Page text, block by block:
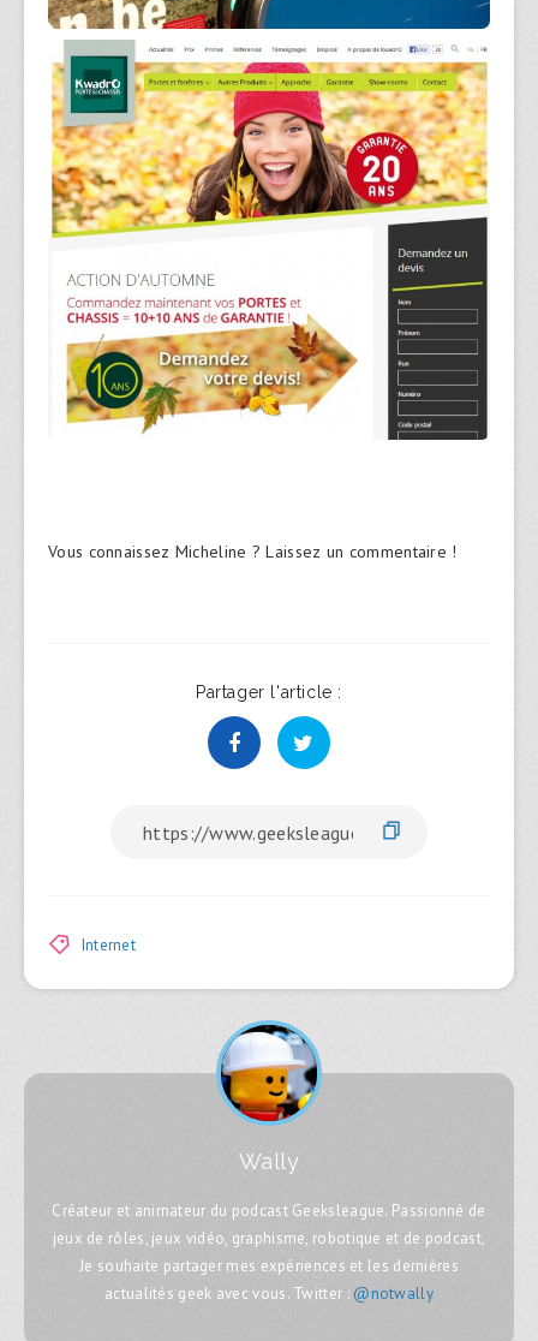
Vous connaissez Micheline ? Laissez un commentaire !
Partager l'article :
Internet
Wally
Créateur et animateur du podcast Geeksleague. Passionné de
jeux de rôles, jeux vidéo, graphisme, robotique et de podcast,
Je souhaite partager mes expériences et les dernières
actualités geek avec vous. Twitter : @notwally